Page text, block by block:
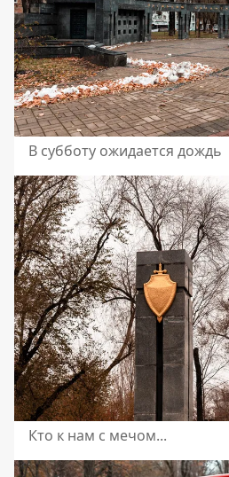
В субботу ожидается дождь
Кто к нам с мечом...